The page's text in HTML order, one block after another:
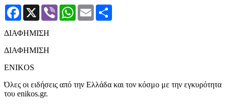
Facebook
X Viber WhatsApp
Email
ΔΙΑΦΗΜΙΣΗ
ΔΙΑΦΗΜΙΣΗ
ENIKOS
Όλες οι ειδήσεις από την Ελλάδα και τον κόσμο με την εγκυρότητα
του enikos.gr.